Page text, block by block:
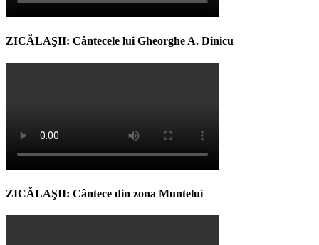
ZICĂLAŞII: Cântecele lui Gheorghe A. Dinicu
ZICĂLAŞII: Cântece din zona Muntelui